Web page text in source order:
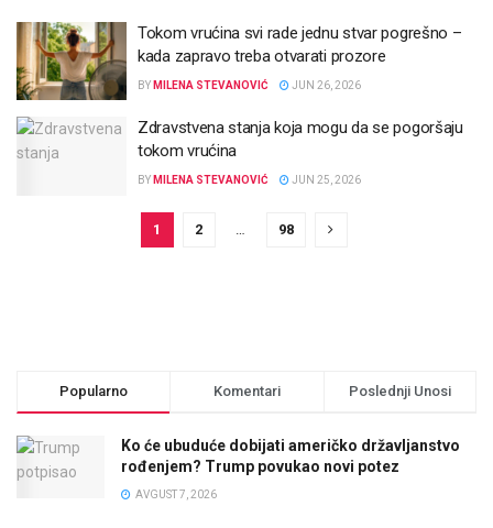
Tokom vrućina svi rade jednu stvar pogrešno –
kada zapravo treba otvarati prozore
BY MILENA STEVANOVIĆ JUN 26, 2026
Zdravstvena stanja koja mogu da se pogoršaju
tokom vrućina
BY MILENA STEVANOVIĆ JUN 25, 2026
1 2 98
Popularno Komentari Poslednji Unosi
Ko će ubuduće dobijati američko državljanstvo
rođenjem? Trump povukao novi potez
AVGUST 7, 2026